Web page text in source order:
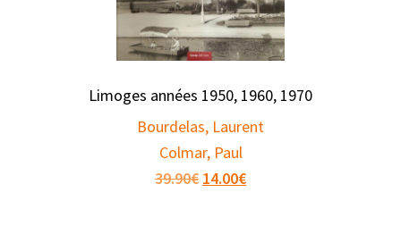
Limoges années 1950, 1960, 1970
Bourdelas, Laurent
Colmar, Paul
39.90€ Original
14.00€Current